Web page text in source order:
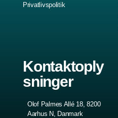
Privatlivspolitik
Kontaktoply
sninger
Olof Palmes Allé 18, 8200
Aarhus N, Danmark